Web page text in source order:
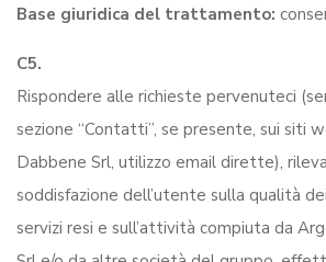
Base giuridica del trattamento:
C5.
Rispondere alle richieste pervenuteci
sezione “Contatti”, se presente, sui siti
Dabbene Srl, utilizzo email dirette),
soddisfazione dell’utente sulla qualità
servizi resi e sull’attività compiuta da